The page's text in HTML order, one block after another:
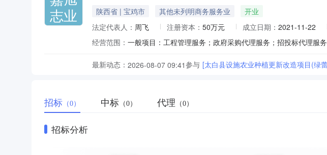
志业 陕西省 | 宝鸡市 其他未列明商务服务业
开业
法定代表人： 周飞 注册资本： 50万元 成立日期： 2021-11-22
经营范围：
最新动态： 2026-08-07 09:41参与 [太白县设施农业种植更新改造项目(绿
招标 （0） 中标 （0） 代理 （0）
招标分析